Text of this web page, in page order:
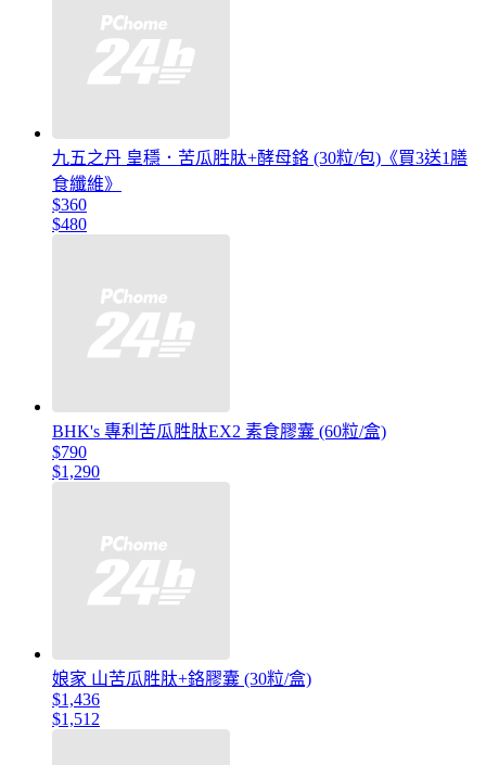
九五之丹 皇穩．苦瓜胜肽+酵母鉻 (30粒/包)《買3送1膳
食纖維》
$360
$480
BHK's 專利苦瓜胜肽EX2 素食膠囊 (60粒/盒)
$790
$1,290
娘家 山苦瓜胜肽+鉻膠囊 (30粒/盒)
$1,436
$1,512